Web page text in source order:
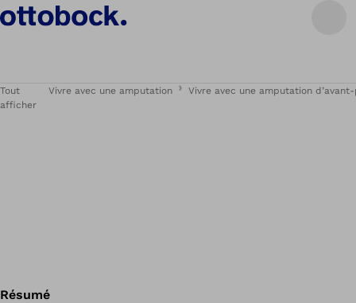
Tout
afficher
Vivre avec une amputation Vivre avec une amputation
Résumé